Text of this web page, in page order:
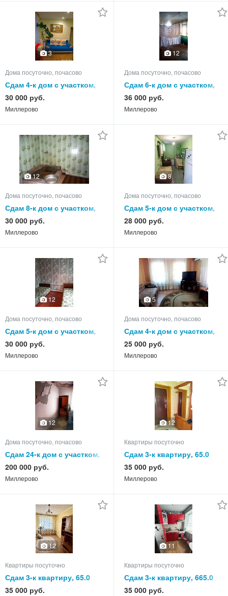
3
Дома посуточно, почасово
Сдам 4-к дом с участком,
80.0 кв.м, этажей 1
30 000 руб.
Миллерово
12
Дома посуточно, почасово
Сдам 6-к дом с участком,
85.0 кв.м, этажей 1
36 000 руб.
Миллерово
12
Дома посуточно, почасово
Сдам 8-к дом с участком,
85.0 кв.м, этажей 1
30 000 руб.
Миллерово
8
Дома посуточно, почасово
Сдам 5-к дом с участком,
65.0 кв.м, этажей 1
28 000 руб.
Миллерово
12
Дома посуточно, почасово
Сдам 5-к дом с участком,
75.0 кв.м, этажей 1
30 000 руб.
Миллерово
5
Дома посуточно, почасово
Сдам 4-к дом с участком,
75.0 кв.м, этажей 1
25 000 руб.
Миллерово
12
Дома посуточно, почасово
Сдам 24-к дом с участком,
550.0 кв.м, этажей 3
200 000 руб.
Миллерово
12
Квартиры посуточно
Сдам 3-к квартиру, 65.0
кв.м, этаж 4 из 5
35 000 руб.
Миллерово
12
Квартиры посуточно
Сдам 3-к квартиру, 65.0
кв.м, этаж 3 из 3
35 000 руб.
11
Квартиры посуточно
Сдам 3-к квартиру, 665.0
кв.м, этаж 5 из 5
35 000 руб.